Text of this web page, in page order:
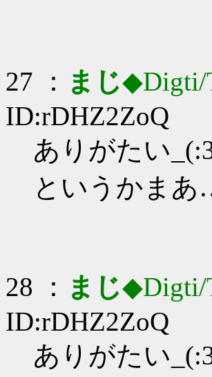
27 ： まじ◆Digti/
ID:rDHZ2ZoQ
ありがたい_(:3
というかま
28 ： まじ◆Digti/
ID:rDHZ2ZoQ
ありがたい_(:3